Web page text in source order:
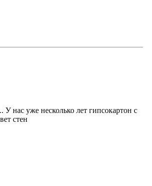
нас уже несколько лет гипсокартон с
стен